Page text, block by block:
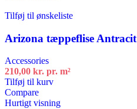
Tilføj til ønskeliste
Arizona tæppeflise Antracit
Accessories
210,00 kr. pr. m²
Tilføj til kurv
Compare
Hurtigt visning